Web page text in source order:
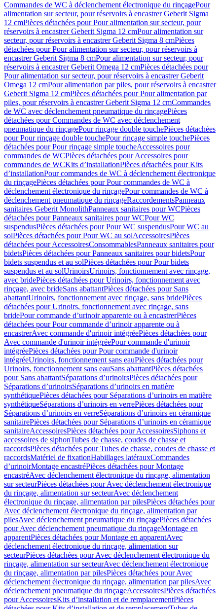
Commandes de WC à déclenchement électronique du rinçagePour
alimentation sur secteur, pour réservoirs à encastrer Geberit Sigma
12 cmPièces détachées pour Pour alimentation sur secteur, pour
réservoirs à encastrer Geberit Sigma 12 cmPour alimentation sur
secteur, pour réservoirs à encastrer Geberit Sigma 8 cmPièces
détachées pour Pour alimentation sur secteur, pour réservoirs à
encastrer Geberit Sigma 8 cmPour alimentation sur secteur, pour
réservoirs à encastrer Geberit Omega 12 cmPièces détachées pour
Pour alimentation sur secteur, pour réservoirs à encastrer Geberit
Omega 12 cmPour alimentation par piles, pour réservoirs à encastrer
Geberit Sigma 12 cmPièces détachées pour Pour alimentation par
piles, pour réservoirs à encastrer Geberit Sigma 12 cmCommandes
de WC avec déclenchement pneumatique du rinçagePièces
détachées pour Commandes de WC avec déclenchement
pneumatique du rinçagePour rinçage double touchePièces détachées
pour Pour rinçage double touchePour rinçage simple touchePièces
détachées pour Pour rinçage simple toucheAccessoires pour
commandes de WCPièces détachées pour Accessoires pour
commandes de WCKits d’installationPièces détachées pour Kits
d’installationPour commandes de WC à déclenchement électronique
du rinçagePièces détachées pour Pour commandes de WC à
déclenchement électronique du rinçagePour commandes de WC à
déclenchement pneumatique du rinçageRaccordementsPanneaux
sanitaires Geberit MonolithPanneaux sanitaires pour WCPièces
détachées pour Panneaux sanitaires pour WCPour WC
suspendusPièces détachées pour Pour WC suspendusPour WC au
solPièces détachées pour Pour WC au solAccessoiresPièces
détachées pour AccessoiresConsommablesPanneaux sanitaires pour
bidetsPièces détachées pour Panneaux sanitaires pour bidetsPour
bidets suspendus et au solPièces détachées pour Pour bidets
suspendus et au solUrinoirsUrinoirs, fonctionnement avec rinçage,
avec bridePièces détachées pour Urinoirs, fonctionnement avec
rinçage, avec brideSans abattantPièces détachées pour Sans
abattantUrinoirs, fonctionnement avec rinçage, sans bridePièces
détachées pour Urinoirs, fonctionnement avec rinçage, sans
bridePour commande d’urinoir apparente ou à encastrerPièces
détachées pour Pour commande d’urinoir apparente ou à
encastrerAvec commande d'urinoir intégréePièces détachées pour
Avec commande d'urinoir intégréePour commande d'urinoir
intégréePièces détachées pour Pour commande d'urinoir
intégréeUrinoirs, fonctionnement sans eauPièces détachées pour
Urinoirs, fonctionnement sans eauSans abattantPièces détachées
pour Sans abattantSéparations d’urinoirsPièces détachées pour
Séparations d’urinoirsSéparations d’urinoirs en matière
synthétiquePièces détachées pour Séparations d’urinoirs en matière
synthétiqueSéparations d’urinoirs en verrePièces détachées pour
Séparations d’urinoirs en verreSéparations d’urinoirs en céramique
sanitairePièces détachées pour Séparations d’urinoirs en céramique
sanitaireAccessoiresPièces détachées pour AccessoiresSiphons et
accessoires de siphonTubes de chasse, coudes de chasse et
raccordsPièces détachées pour Tubes de chasse, coudes de chasse et
raccordsMatériel de fixationHabillages latérauxCommandes
dʼurinoirMontage encastréPièces détachées pour Montage
encastréAvec déclenchement électronique du rinçage, alimentation
sur secteurPièces détachées pour Avec déclenchement électronique
du rinçage, alimentation sur secteurAvec déclenchement
électronique du rinçage, alimentation par pilesPièces détachées pour
Avec déclenchement électronique du rinçage, alimentation par
pilesAvec déclenchement pneumatique du rinçagePièces détachées
pour Avec déclenchement pneumatique du rinçageMontage en
apparentPièces détachées pour Montage en apparentAvec
déclenchement électronique du rinçage, alimentation sur
secteurPièces détachées pour Avec déclenchement électronique du
rinçage, alimentation sur secteurAvec déclenchement électronique
du rinçage, alimentation par pilesPièces détachées pour Avec
déclenchement électronique du rinçage, alimentation par pilesAvec
déclenchement pneumatique du rinçageAccessoiresPièces détachées
pour AccessoiresKits d’installation et de remplacementPièces